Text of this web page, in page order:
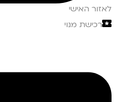
לאזור האישי
רכישת מנוי